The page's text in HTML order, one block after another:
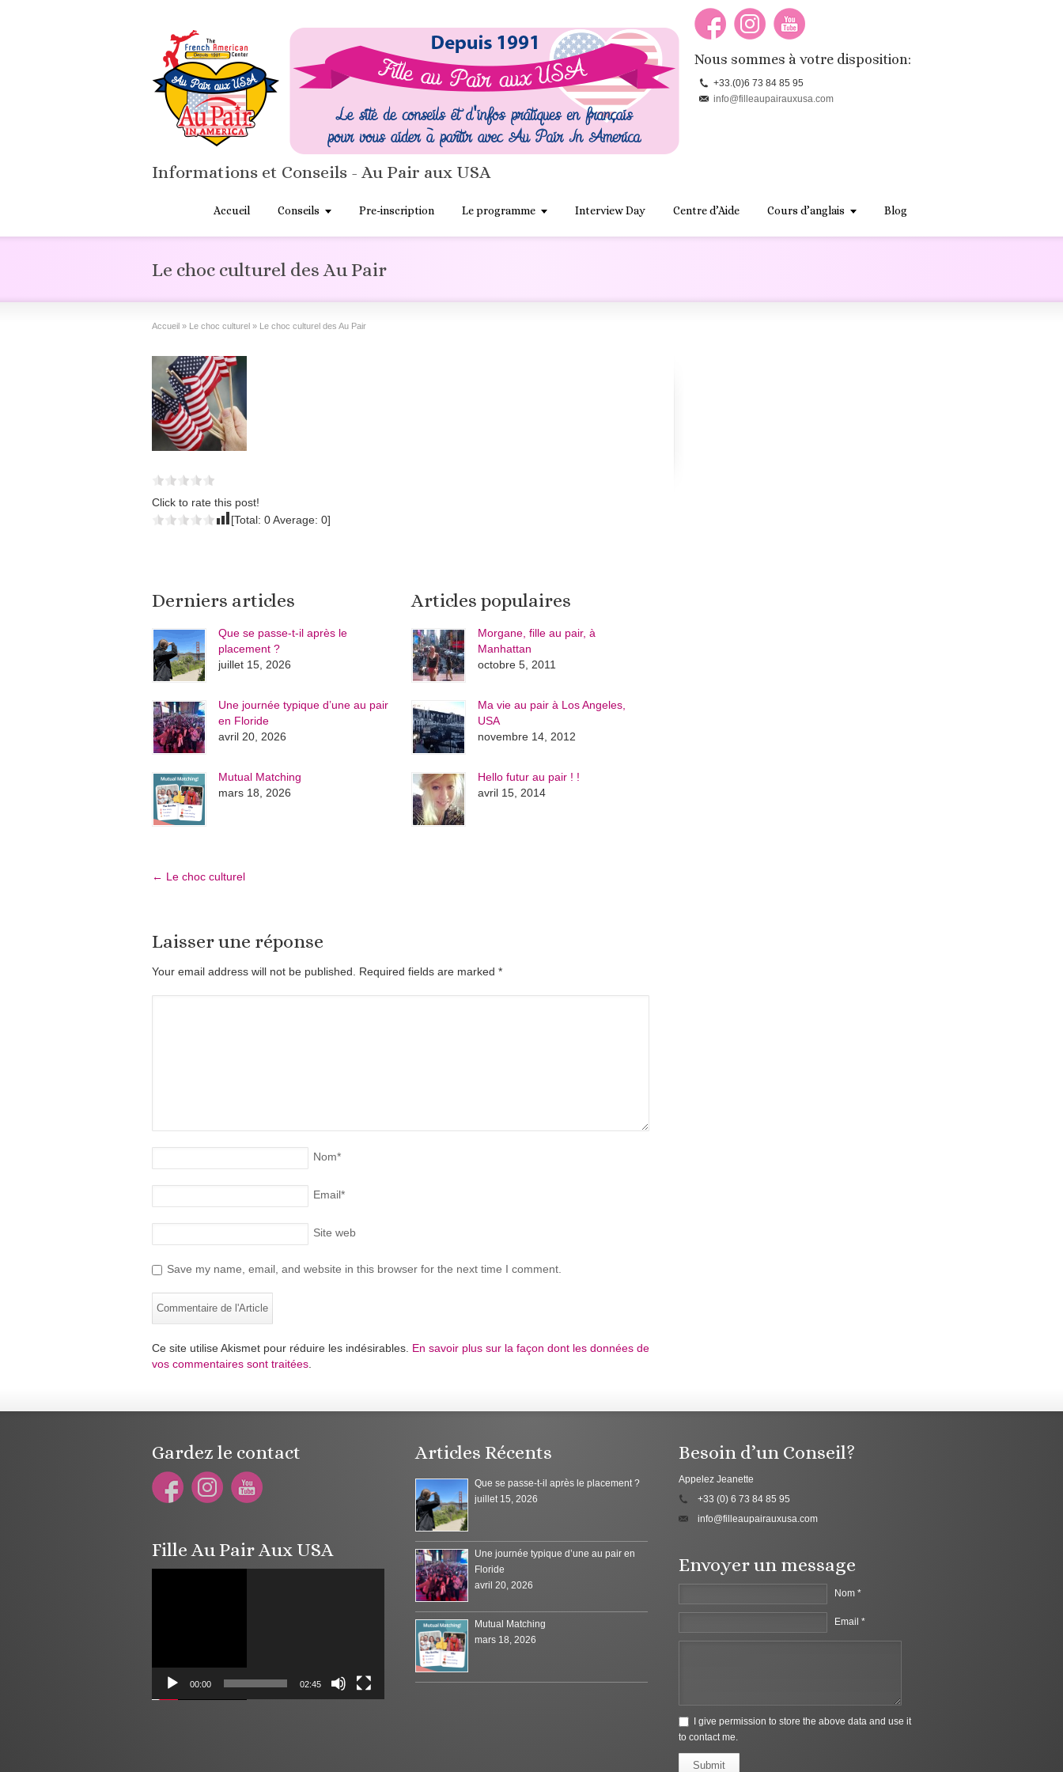
Informations et Conseils - Au Pair aux USA
Nous sommes à votre disposition:
+33.(0)6 73 84 85 95
info@filleaupairauxusa.com
Accueil Conseils Pre-inscription Le programme Interview Day Centre d’Aide Cours d’anglais Blog
Le choc culturel des Au Pair
Accueil » Le choc culturel » Le choc culturel des Au Pair
Click to rate this post!
[Total: 0Average: 0]
Derniers articles
Que se passe-t-il après le
placement ?
juillet 15, 2026
Une journée typique d’une au pair
en Floride
avril 20, 2026
Mutual Matching
mars 18, 2026
Articles populaires
Morgane, fille au pair, à
Manhattan
octobre 5, 2011
Ma vie au pair à Los Angeles,
USA
novembre 14, 2012
Hello futur au pair ! !
avril 15, 2014
← Le choc culturel
Laisser une réponse
Your email address will not be published. Required fields are marked *
Nom*
Email*
Site web
Save my name, email, and website in this browser for the next time I comment.
Ce site utilise Akismet pour réduire les indésirables. En savoir plus sur la façon dont les données de
vos commentaires sont traitées
Gardez le contact
Fille Au Pair Aux USA
00:00 02:45
Articles Récents
Que se passe-t-il après le placement ?
juillet 15, 2026
Une journée typique d’une au pair en
Floride
avril 20, 2026
Mutual Matching
mars 18, 2026
Besoin d’un Conseil?
Appelez Jeanette
+33 (0) 6 73 84 85 95
info@filleaupairauxusa.com
Envoyer un message
Nom *
Email *
I give permission to store the above data and use it
to contact me.
Submit